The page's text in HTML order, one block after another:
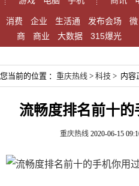
消费 企业 生活通 发布会场
微
商
商业 大数据 315爆光
您当前的位置 ： 重庆热线 > 科技 > 内容
流畅度排名前十
重庆热线 2020-06-15